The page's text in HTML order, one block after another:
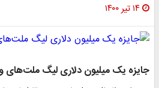
۱۴ تیر ۱۴۰۰
جایزه یک میلیون دلاری لیگ ملت‌های